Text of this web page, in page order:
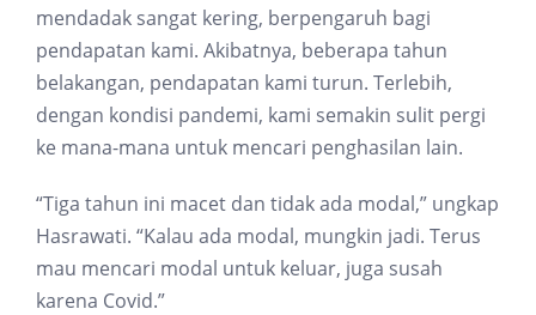
mendadak sangat kering, berpengaruh bagi
pendapatan kami. Akibatnya, beberapa tahun
belakangan, pendapatan kami turun. Terlebih,
dengan kondisi pandemi, kami semakin sulit pergi
ke mana-mana untuk mencari penghasilan lain.
“Tiga tahun ini macet dan tidak ada modal,” ungkap
Hasrawati. “Kalau ada modal, mungkin jadi. Terus
mau mencari modal untuk keluar, juga susah
karena Covid.”